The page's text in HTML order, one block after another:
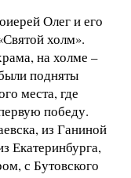
Олег и его
холм».
на холме –
подняты
места, где
победу.
из Ганиной
Екатеринбурга,
с Бутовского